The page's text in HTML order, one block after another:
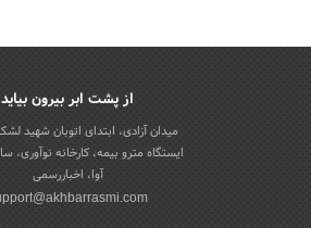
از پشت ابر بیرون بیاید
میدان آزادی، ابتدای اتوبان شهید
ایستگاه مترو بیمه، کارخانه نوآوری،
آوا، اخباررسمی